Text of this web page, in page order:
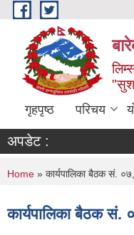
Skip to main content
गृहपृष्ठ परिचय
अपडेट :
You are here
Home » कार्यपालिका बैठक सं.
कार्यपालिका बैठक